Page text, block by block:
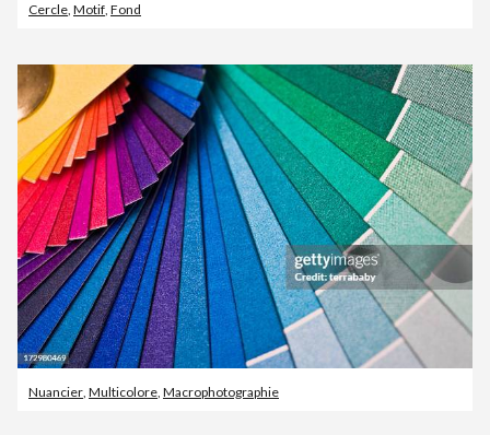
Cercle, Motif, Fond
Nuancier Multicolore Macrophotographie